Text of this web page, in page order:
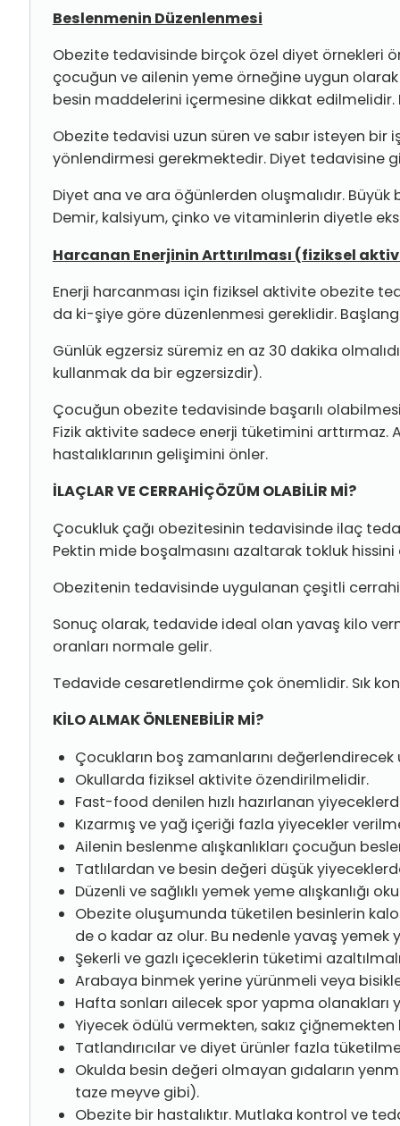
Beslenmenin Düzenlenmesi
Obezite tedavisinde birçok özel diyet örnekleri
çocuğun ve ailenin yeme örneğine uygun olarak
besin maddelerini içermesine dikkat
Obezite tedavisi uzun süren ve sabır isteyen bir
yönlendirmesi gerekmektedir. Diyet tedavisine
Diyet ana ve ara öğünlerden oluşmalıdır.
Demir, kalsiyum, çinko ve vitaminlerin diyetle
Harcanan Enerjinin Arttırılması (fiziksel
Enerji harcanması için fiziksel aktivite obezite
da ki-şiye göre düzenlenmesi gereklidir.
Günlük egzersiz süremiz en az 30 dakika
kul­lanmak da bir egzersizdir).
Çocuğun obezite tedavisinde başarılı
Fizik aktivite sadece enerji tüketimini arttırmaz.
hastalıklarının gelişimini önler.
İLAÇLAR VE CERRAHİÇÖZÜM OLABİLİR Mİ?
Çocukluk çağı obezitesinin tedavisinde ilaç
Pektin mide boşalmasını azaltarak tokluk
Obezitenin tedavisinde uygulanan çeşitli
Sonuç olarak, tedavide ideal olan yavaş kilo
oranları normale gelir.
Tedavide cesaretlendirme çok önemlidir. Sık
KİLO ALMAK ÖNLENEBİLİR Mİ?
Çocukların boş zamanlarını
Okullarda fiziksel aktivite özendirilmelidir.
Fast-food denilen hızlı hazırlanan
Kızarmış ve yağ içeriği fazla yiyecekler
Ailenin beslenme alışkanlıkları çocuğun
Tatlılardan ve besin değeri düşük
Düzenli ve sağlıklı yemek yeme alışkanlığı
Obezite oluşumunda tüketilen besinlerin
de o kadar az olur. Bu nedenle yavaş yemek
Şekerli ve gazlı içeceklerin tüketimi
Arabaya binmek yerine yürünmeli veya
Hafta sonları ailecek spor yapma olanakları
Yiyecek ödülü vermekten, sakız çiğnemekten
Tatlandırıcılar ve diyet ürünler fazla
Okulda besin değeri olmayan gıdaların
taze meyve gibi).
Obezite bir hastalıktır. Mutlaka kontrol ve